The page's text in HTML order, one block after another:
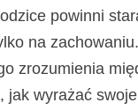
powinni
na
zrozumienia
jak wyrażać